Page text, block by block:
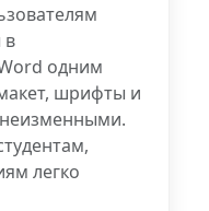
в
одним
шрифты и
легко